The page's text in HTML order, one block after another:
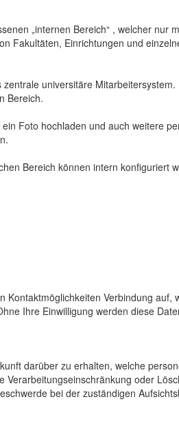
„internen Bereich“ , welcher
Fakultäten, Einrichtungen und
universitäre
Bereich.
Foto hochladen und auch weitere
Bereich können intern konfiguriert
Verbindung
Ihre Einwilligung werden diese
darüber zu erhalten, welche
oder
bei der zuständigen